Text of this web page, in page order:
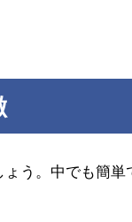
ょう。中でも簡単